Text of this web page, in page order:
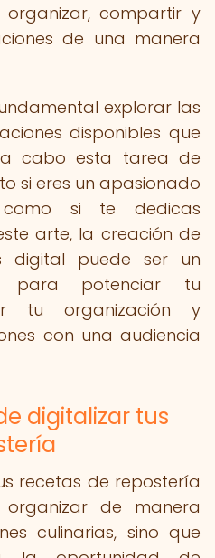
compartir y
de una manera
explorar las
disponibles que
cabo esta tarea de
si eres un apasionado
si te dedicas
arte, la creación de
digital puede ser un
para potenciar tu
tu organización y
con una audiencia
digitalizar tus
recetas de repostería
de manera
culinarias, sino que